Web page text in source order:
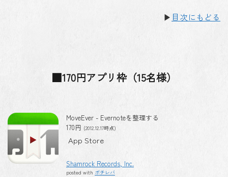
▶ 目次にもどる
■170円アプリ枠（15名様）
MoveEver - Evernoteを整理する
170円 (2012.12.17時点)
App Store
Shamrock Records, Inc.
posted with ポチレバ